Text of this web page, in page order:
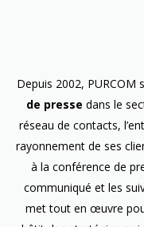
Depuis 2002, PURCOM
de presse dans le
réseau de contacts,
rayonnement de ses
à la conférence de
communiqué et les
met tout en œuvre